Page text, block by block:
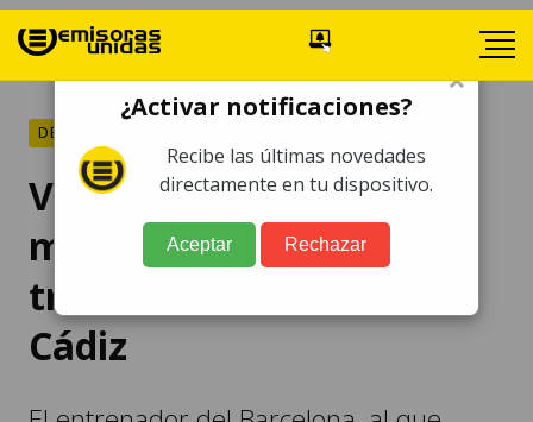
DEPORTES
VIDEO. Koeman se
molesta con su equipo
tras la derrota ante el
Cádiz
×
¿Activar notificaciones?
Recibe las últimas novedades
directamente en tu dispositivo.
Aceptar Rechazar